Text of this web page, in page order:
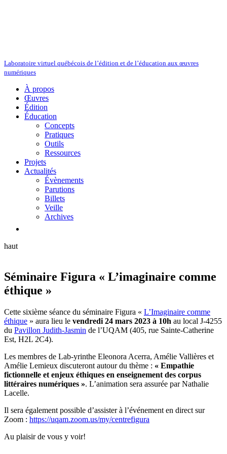
Laboratoire virtuel québécois de l’édition et de l’éducation aux œuvres
numériques
À propos
Œuvres
Édition
Éducation
Concepts
Pratiques
Outils
Ressources
Projets
Actualités
Évènements
Parutions
Billets
Veille
Archives
haut
Séminaire Figura « L’imaginaire comme
éthique »
Cette sixième séance du séminaire Figura « L’Imaginaire comme
éthique » aura lieu le vendredi 24 mars 2023 à 10h au local J-4255
du Pavillon Judith-Jasmin de l’UQAM (405, rue Sainte-Catherine
Est, H2L 2C4).
Les membres de Lab-yrinthe Eleonora Acerra, Amélie Vallières et
Amélie Lemieux discuteront autour du thème : « Empathie
fictionnelle et enjeux éthiques en enseignement des corpus
littéraires numériques ». L’animation sera assurée par Nathalie
Lacelle.
Il sera également possible d’assister à l’événement en direct sur
Zoom : https://uqam.zoom.us/my/centrefigura
Au plaisir de vous y voir!